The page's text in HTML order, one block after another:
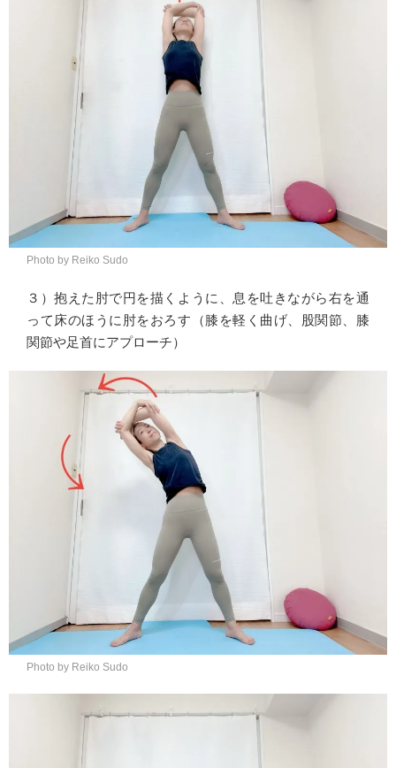
Photo by Reiko Sudo
３）抱えた肘で円を描くように、息を吐きながら右を通
って床のほうに肘をおろす（膝を軽く曲げ、股関節、膝
関節や足首にアプローチ）
Photo by Reiko Sudo